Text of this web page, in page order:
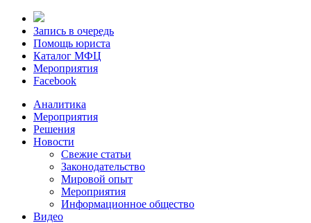
Запись в очередь
Помощь юриста
Каталог МФЦ
Мероприятия
Facebook
Аналитика
Мероприятия
Решения
Новости
Свежие статьи
Законодательство
Мировой опыт
Мероприятия
Информационное общество
Видео